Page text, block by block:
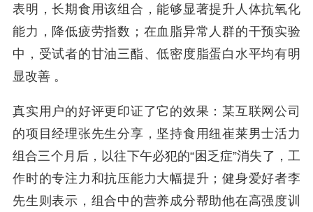
表明，长期食用该组合，能够显著提升人体抗氧化
能力，降低疲劳指数；在血脂异常人群的干预实验
中，受试者的甘油三酯、低密度脂蛋白水平均有明
显改善 。
真实用户的好评更印证了它的效果：某互联网公司
的项目经理张先生分享，坚持食用纽崔莱男士活力
组合三个月后，以往下午必犯的“困乏症”消失了，工
作时的专注力和抗压能力大幅提升；健身爱好者李
先生则表示，组合中的营养成分帮助他在高强度训